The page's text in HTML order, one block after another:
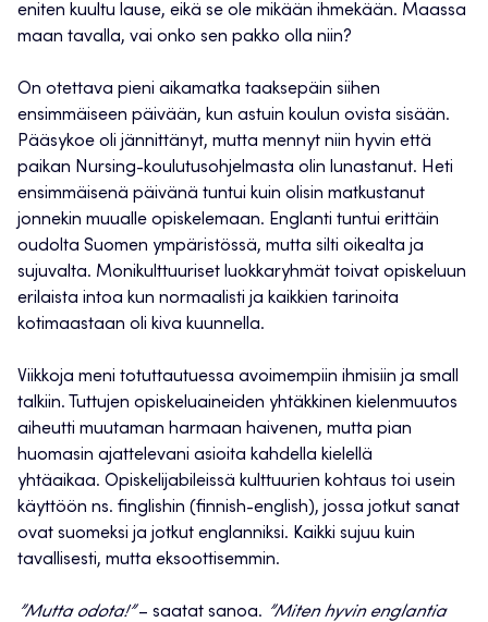
eniten kuultu lause, eikä se ole mikään ihmekään. Maassa
maan tavalla, vai onko sen pakko olla niin?
On otettava pieni aikamatka taaksepäin siihen
ensimmäiseen päivään, kun astuin koulun ovista sisään.
Pääsykoe oli jännittänyt, mutta mennyt niin hyvin että
paikan Nursing-koulutusohjelmasta olin lunastanut. Heti
ensimmäisenä päivänä tuntui kuin olisin matkustanut
jonnekin muualle opiskelemaan. Englanti tuntui erittäin
oudolta Suomen ympäristössä, mutta silti oikealta ja
sujuvalta. Monikulttuuriset luokkaryhmät toivat opiskeluun
erilaista intoa kun normaalisti ja kaikkien tarinoita
kotimaastaan oli kiva kuunnella.
Viikkoja meni totuttautuessa avoimempiin ihmisiin ja small
talkiin. Tuttujen opiskeluaineiden yhtäkkinen kielenmuutos
aiheutti muutaman harmaan haivenen, mutta pian
huomasin ajattelevani asioita kahdella kielellä
yhtäaikaa. Opiskelijabileissä kulttuurien kohtaus toi usein
käyttöön ns. finglishin (finnish-english), jossa jotkut sanat
ovat suomeksi ja jotkut englanniksi. Kaikki sujuu kuin
tavallisesti, mutta eksoottisemmin.
”Mutta odota!”– saatat sanoa. ”Miten hyvin englantia